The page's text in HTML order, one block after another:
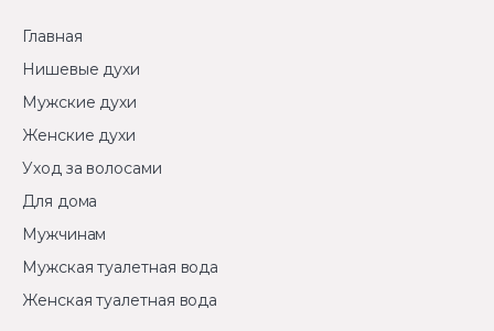
Главная
Нишевые духи
Мужские духи
Женские духи
Уход за волосами
Для дома
Мужчинам
Мужская туалетная вода
Женская туалетная вода